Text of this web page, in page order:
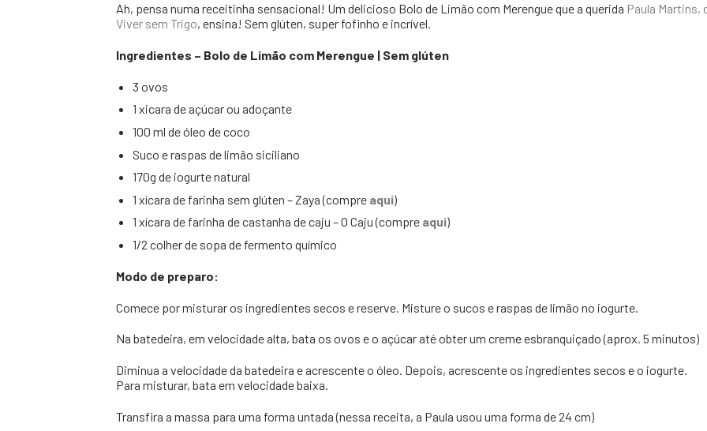
Ah, pensa numa receitinha sensacional! Um delicioso Bolo de Limão com Merengue que a querida Paula Martins,
Viver sem Trigo, ensina! Sem glúten, super fofinho e incrível.
Ingredientes – Bolo de Limão com Merengue | Sem glúten
3 ovos
1 xicara de açúcar ou adoçante
100 ml de óleo de coco
Suco e raspas de limão siciliano
170g de iogurte natural
1 xícara de farinha sem glúten – Zaya (compre aqui)
1 xícara de farinha de castanha de caju – O Caju (compre aqui)
1/2 colher de sopa de fermento químico
Modo de preparo:
Comece por misturar os ingredientes secos e reserve. Misture o sucos e raspas de limão no iogurte.
Na batedeira, em velocidade alta, bata os ovos e o açúcar até obter um creme esbranquiçado (aprox. 5 minutos)
Diminua a velocidade da batedeira e acrescente o óleo. Depois, acrescente os ingredientes secos e o iogurte.
Para misturar, bata em velocidade baixa.
Transfira a massa para uma forma untada (nessa receita, a Paula usou uma forma de 24 cm)